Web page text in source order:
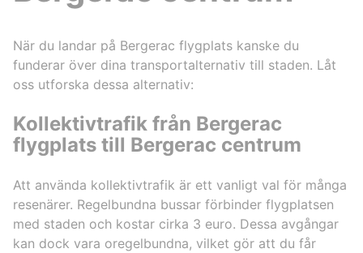
När du landar på Bergerac flygplats kanske du
funderar över dina transportalternativ till staden. Låt
oss utforska dessa alternativ:
Kollektivtrafik från Bergerac
flygplats till Bergerac centrum
Att använda kollektivtrafik är ett vanligt val för många
resenärer. Regelbundna bussar förbinder flygplatsen
med staden och kostar cirka 3 euro. Dessa avgångar
kan dock vara oregelbundna, vilket gör att du får